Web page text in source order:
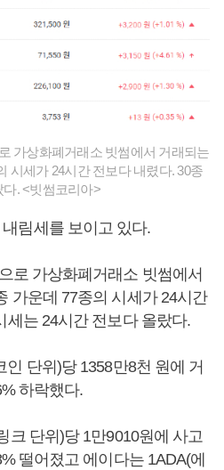
가상화폐거래소 빗썸에서 거래되는
시세가 24시간 전보다 내렸다. 30종
다. <빗썸코리아>
림세를 보이고 있다.
로 가상화폐거래소 빗썸에서
가운데 77종의 시세가 24시간
세는 24시간 전보다 올랐다.
단위)당 1358만8천 원에 거
하락했다.
크 단위)당 1만9010원에 사고
떨어졌고 에이다는 1ADA(에